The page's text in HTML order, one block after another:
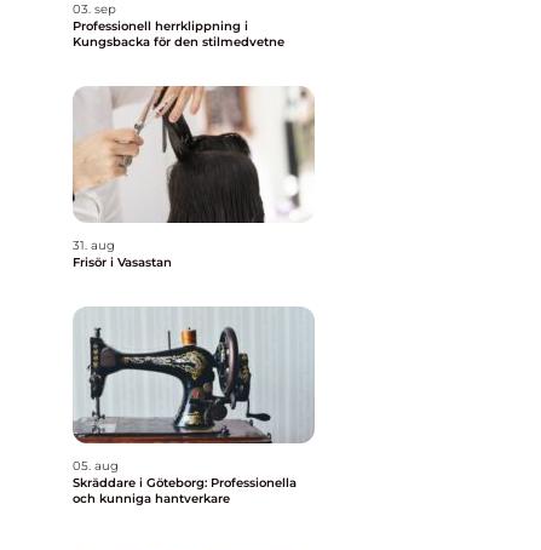
03. sep
Professionell herrklippning i
Kungsbacka för den stilmedvetne
31. aug
Frisör i Vasastan
05. aug
Skräddare i Göteborg: Professionella
och kunniga hantverkare